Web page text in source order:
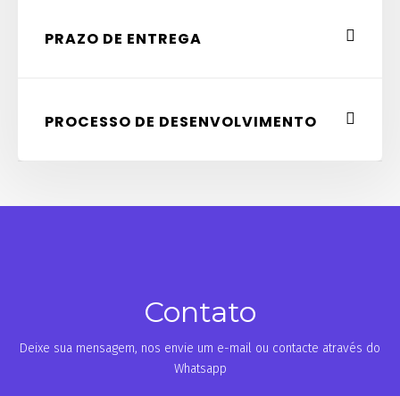
PRAZO DE ENTREGA
PROCESSO DE DESENVOLVIMENTO
Contato
Deixe sua mensagem, nos envie um e-mail ou contacte através do
Whatsapp